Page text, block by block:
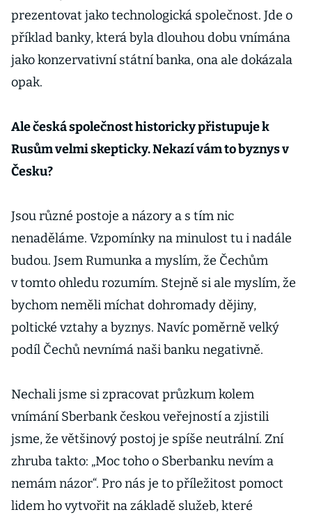
prezentovat jako technologická společnost. Jde o
příklad banky, která byla dlouhou dobu vnímána
jako konzervativní státní banka, ona ale dokázala
opak.
Ale česká společnost historicky přistupuje k
Rusům velmi skepticky. Nekazí vám to byznys v
Česku?
Jsou různé postoje a názory a s tím nic
nenaděláme. Vzpomínky na minulost tu i nadále
budou. Jsem Rumunka a myslím, že Čechům
v tomto ohledu rozumím. Stejně si ale myslím, že
bychom neměli míchat dohromady dějiny,
poltické vztahy a byznys. Navíc poměrně velký
podíl Čechů nevnímá naši banku negativně.
Nechali jsme si zpracovat průzkum kolem
vnímání Sberbank českou veřejností a zjistili
jsme, že většinový postoj je spíše neutrální. Zní
zhruba takto: „Moc toho o Sberbanku nevím a
nemám názor“. Pro nás je to příležitost pomoct
lidem ho vytvořit na základě služeb, které